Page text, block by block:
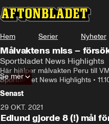
Hem Serier Nyheter
Målvaktens miss –
Sportbladet News Highlights
Här hjälper målvakten Peru till
Sportbladet News Highlights •
Se mer
Senast
29 OKT. 2021
Edlund gjorde 8 (!) mål